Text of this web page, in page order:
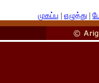
முகப்பு | எழுத்து |